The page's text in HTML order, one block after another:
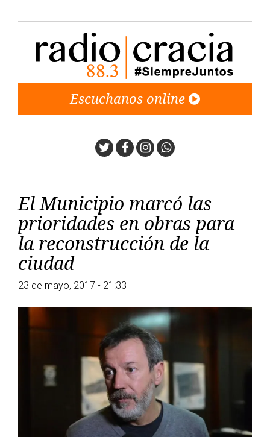
Escuchanos online
TwitterFacebook
Instagram
Whatsapp
El Municipio marcó las
prioridades en obras para
la reconstrucción de la
ciudad
23 de mayo, 2017 - 21:33